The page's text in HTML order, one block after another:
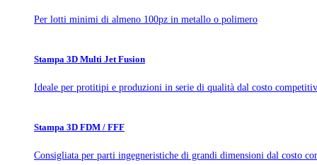
Per lotti minimi di almeno 100pz in metallo o polimero
Stampa 3D Multi Jet Fusion
Ideale per protitipi e produzioni in serie di qualità dal costo
Stampa 3D FDM / FFF
Consigliata per parti ingegneristiche di grandi dimensioni dal costo